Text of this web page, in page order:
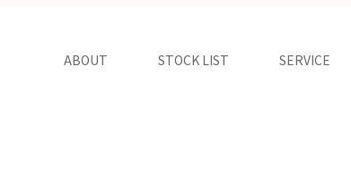
ABOUT STOCK LIST SERVICE